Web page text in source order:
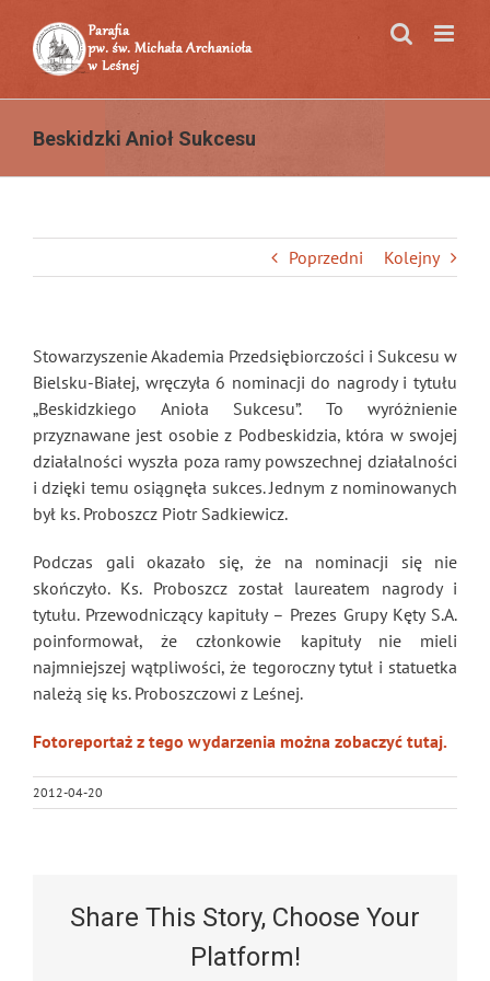
zawartości
Beskidzki Anioł Sukcesu
Poprzedni Kolejny
Stowarzyszenie Akademia Przedsiębiorczości i Sukcesu w
Bielsku-Białej, wręczyła 6 nominacji do nagrody i tytułu
„Beskidzkiego Anioła Sukcesu”. To wyróżnienie
przyznawane jest osobie z Podbeskidzia, która w swojej
działalności wyszła poza ramy powszechnej działalności
i dzięki temu osiągnęła sukces. Jednym z nominowanych
był ks. Proboszcz Piotr Sadkiewicz.
Podczas gali okazało się, że na nominacji się nie
skończyło. Ks. Proboszcz został laureatem nagrody i
tytułu. Przewodniczący kapituły – Prezes Grupy Kęty S.A.
poinformował, że członkowie kapituły nie mieli
najmniejszej wątpliwości, że tegoroczny tytuł i statuetka
należą się ks. Proboszczowi z Leśnej.
Fotoreportaż z tego wydarzenia można zobaczyć tutaj.
2012-04-20
Share This Story, Choose Your
Platform!